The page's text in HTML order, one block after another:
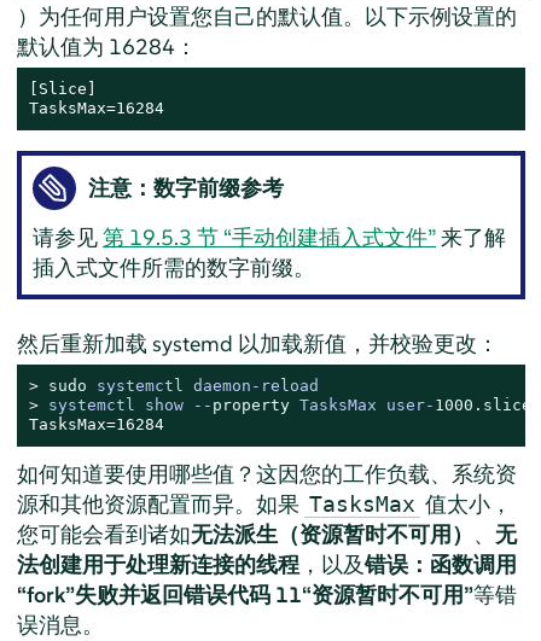
）为任何用户设置您自己的默认值。以下示例设置的
默认值为 16284：
[Slice]
TasksMax=16284
注意：数字前缀参考
请参见第 19.5.3 节 “手动创建插入式文件”来了解
插入式文件所需的数字前缀。
然后重新加载 systemd 以加载新值，并校验更改：
> sudo
systemctl daemon-reload
> systemctl show -- property TasksMax user- 1000. slice
TasksMax=16284
如何知道要使用哪些值？这因您的工作负载、系统资
源和其他资源配置而异。如果 TasksMax 值太小，
您可能会看到诸如无法派生（资源暂时不可用） 、 无
法创建用于处理新连接的线程，以及错误：函数调用
“fork”失败并返回错误代码 11“资源暂时不可用”等错
误消息。